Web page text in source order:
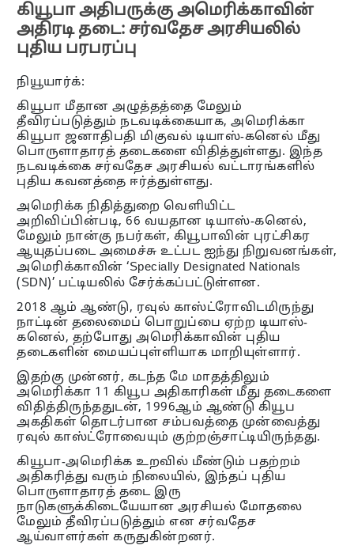
கியூபா அதிபருக்கு அமெரிக்காவின்
அதிரடி தடை: சர்வதேச அரசியலில்
புதிய பரபரப்பு
நியூயார்க்:
கியூபா மீதான அழுத்தத்தை மேலும்
தீவிரப்படுத்தும் நடவடிக்கையாக, அமெரிக்கா
கியூபா ஜனாதிபதி மிகுவல் டியாஸ்-கனெல் மீது
பொருளாதாரத் தடைகளை விதித்துள்ளது. இந்த
நடவடிக்கை சர்வதேச அரசியல் வட்டாரங்களில்
புதிய கவனத்தை ஈர்த்துள்ளது.
அமெரிக்க நிதித்துறை வெளியிட்ட
அறிவிப்பின்படி, 66 வயதான டியாஸ்-கனெல்,
மேலும் நான்கு நபர்கள், கியூபாவின் புரட்சிகர
ஆயுதப்படை அமைச்சு உட்பட ஐந்து நிறுவனங்கள்,
அமெரிக்காவின் ‘Specially Designated Nationals
(SDN)’ பட்டியலில் சேர்க்கப்பட்டுள்ளன.
2018 ஆம் ஆண்டு, ரவுல் காஸ்ட்ரோவிடமிருந்து
நாட்டின் தலைமைப் பொறுப்பை ஏற்ற டியாஸ்-
கனெல், தற்போது அமெரிக்காவின் புதிய
தடைகளின் மையப்புள்ளியாக மாறியுள்ளார்.
இதற்கு முன்னர், கடந்த மே மாதத்திலும்
அமெரிக்கா 11 கியூப அதிகாரிகள் மீது தடைகளை
விதித்திருந்ததுடன், 1996ஆம் ஆண்டு கியூப
அகதிகள் தொடர்பான சம்பவத்தை முன்வைத்து
ரவுல் காஸ்ட்ரோவையும் குற்றஞ்சாட்டியிருந்தது.
கியூபா-அமெரிக்க உறவில் மீண்டும் பதற்றம்
அதிகரித்து வரும் நிலையில், இந்தப் புதிய
பொருளாதாரத் தடை இரு
நாடுகளுக்கிடையேயான அரசியல் மோதலை
மேலும் தீவிரப்படுத்தும் என சர்வதேச
ஆய்வாளர்கள் கருதுகின்றனர்.